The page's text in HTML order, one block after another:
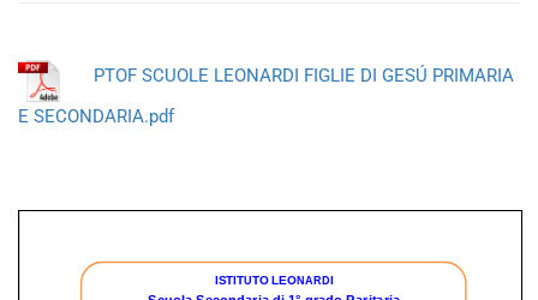
PTOF SCUOLE LEONARDI FIGLIE DI GESÚ PRIMARIA
E SECONDARIA.pdf